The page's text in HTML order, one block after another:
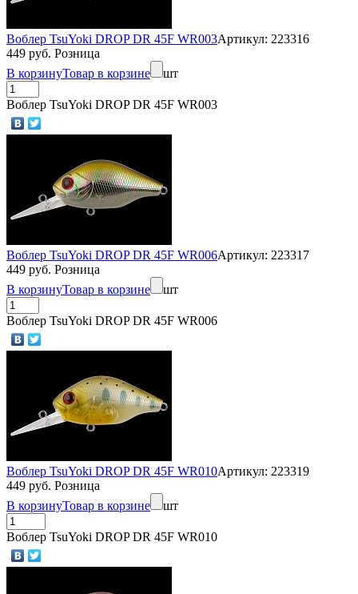
Воблер TsuYoki DROP DR 45F WR003Артикул: 223316
449 руб. Розница
В корзинуТовар в корзине шт
Воблер TsuYoki DROP DR 45F WR003
Воблер TsuYoki DROP DR 45F WR006Артикул: 223317
449 руб. Розница
В корзинуТовар в корзине шт
Воблер TsuYoki DROP DR 45F WR006
Воблер TsuYoki DROP DR 45F WR010Артикул: 223319
449 руб. Розница
В корзинуТовар в корзине шт
Воблер TsuYoki DROP DR 45F WR010